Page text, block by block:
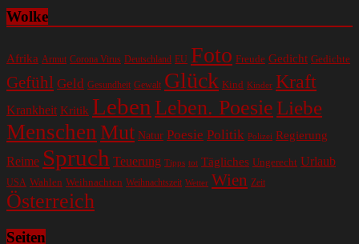
Wolke
Afrika Armut Corona Virus Deutschland EU Foto Freude Gedicht Gedichte
Gefühl Geld Gesundheit Gewalt Glück Kind Kinder Kraft
Krankheit Kritik Leben Leben. Poesie Liebe
Menschen Mut Natur Poesie Politik Polizei Regierung
Reime Spruch Teuerung Tipps tot Tägliches Ungerecht Urlaub
USA Wahlen Weihnachten Weihnachtszeit Wetter Wien Zeit
Österreich
Seiten